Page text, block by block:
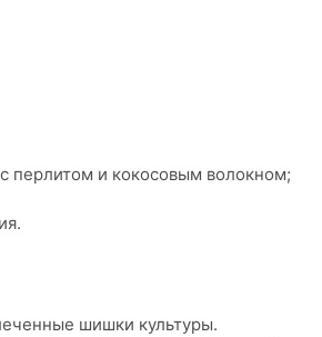
перлитом и кокосовым волокном;
шишки культуры.